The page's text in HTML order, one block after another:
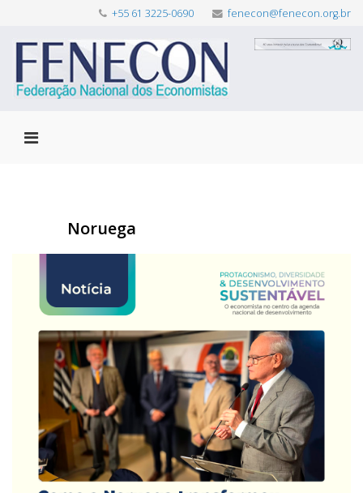
+55 61 3225-0690 fenecon@fenecon.org.br
Noruega